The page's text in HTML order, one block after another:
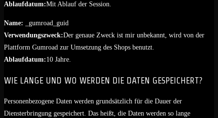
Ablaufdatum:Mit Ablauf der Session.
Name: _gumroad_guid
Verwendungszweck:Der genaue Zweck ist mir unbekannt, wird von der
Plattform Gumroad zur Umsetzung des Shops benutzt.
Ablaufdatum:10 Jahre.
WIE LANGE UND WO WERDEN DIE DATEN GESPEICHERT?
Personenbezogene Daten werden grundsätzlich für die Dauer der
Diensterbringung gespeichert. Das heißt, die Daten werden so lange